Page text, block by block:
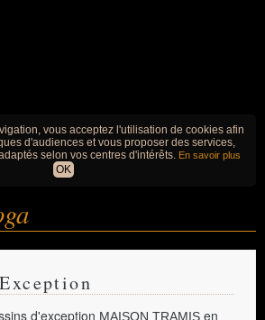
vous acceptez l'utilisation de cookies afin
d'audiences et vous proposer des services,
selon vos centres d'intérêts. En savoir plus
OK
d'exception MAISON TRAMIS en